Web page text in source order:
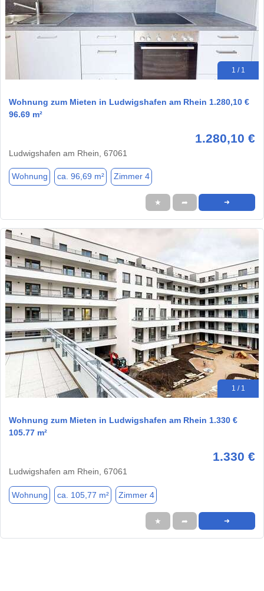
1 / 1
Wohnung zum Mieten in Ludwigshafen am Rhein 1.280,10 €
96.69 m²
1.280,10 €
Ludwigshafen am Rhein, 67061
Wohnung ca. 96,69 m² Zimmer 4
★ ➦ ➜
1 / 1
Wohnung zum Mieten in Ludwigshafen am Rhein 1.330 €
105.77 m²
1.330 €
Ludwigshafen am Rhein, 67061
Wohnung ca. 105,77 m² Zimmer 4
★ ➦ ➜